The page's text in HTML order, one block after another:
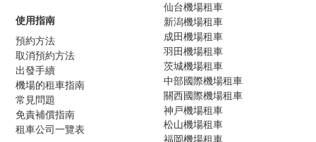
使用指南
預約方法
取消預約方法
出發手續
機場的租車指南
常見問題
免責補償指南
租車公司一覽表
仙台機場租車
新潟機場租車
成田機場租車
羽田機場租車
茨城機場租車
中部國際機場租車
關西國際機場租車
神戸機場租車
松山機場租車
福岡機場租車